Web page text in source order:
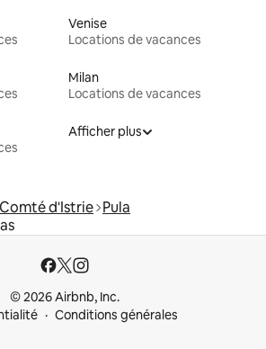
Venise
Locations de vacances
Milan
Locations de vacances
Afficher plus
Comté d'Istrie Pula
© 2026 Airbnb, Inc.
Conditions générales